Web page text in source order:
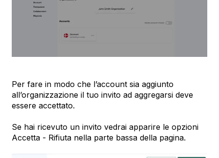
Per fare in modo che l’account sia aggiunto
all’organizzazione il tuo invito ad aggregarsi deve
essere accettato.
Se hai ricevuto un invito vedrai apparire le opzioni
Accetta - Rifiuta nella parte bassa della pagina.